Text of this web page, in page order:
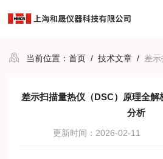
当前位置：首页 /技术文章 / 差示扫描
差示扫描量热仪（DSC）原理全
分析
更新时间：2026-02-11